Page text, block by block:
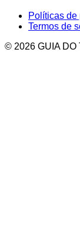
Políticas
Termos de
© 2026 GUIA DO